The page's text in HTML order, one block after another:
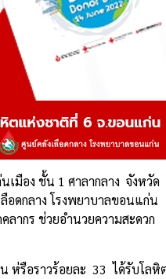
มือง ชั้น 1 ศาลากลาง จังหวัด
ดกลาง โรงพยาบาลขอนแก่น
ากร ช่วยอำนวยความสะดวก
ห่รือราวร้อยละ 33 ได้รับโลหิ